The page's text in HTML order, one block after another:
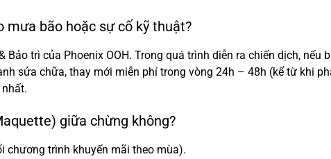
mưa bão hoặc sự cố kỹ thuật?
trì của Phoenix OOH. Trong quá trình diễn ra chiến dịch, nếu
sửa chữa, thay mới miễn phí trong vòng 24h – 48h (kể từ khi
giữa chừng không?
chương trình khuyến mãi theo mùa).